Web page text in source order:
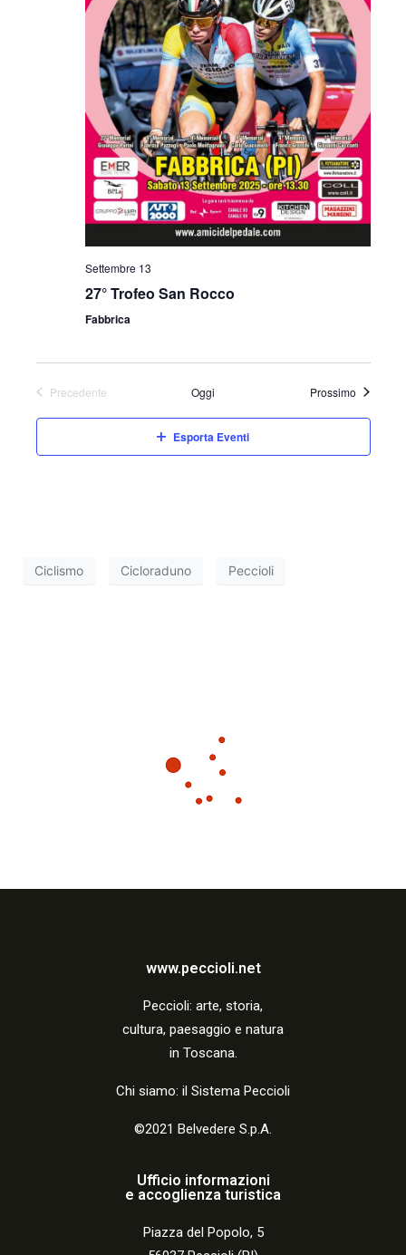
Settembre 13
27° Trofeo San Rocco
Fabbrica
Precedente
Oggi Prossimo Eventi
Esporta Eventi
Ciclismo Cicloraduno Peccioli
www.peccioli.net
Peccioli: arte, storia,
cultura, paesaggio e natura
in Toscana.
Chi siamo: il Sistema Peccioli
©2021 Belvedere S.p.A.
Ufficio informazioni
e accoglienza turistica
Piazza del Popolo, 5